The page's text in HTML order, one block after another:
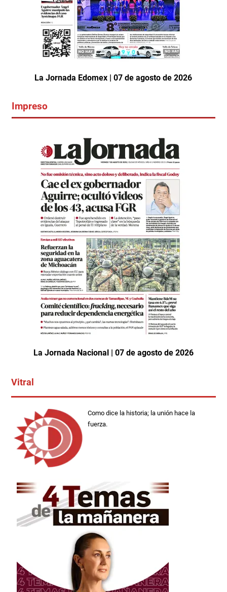
La Jornada Edomex | 07 de agosto de 2026
Impreso
La Jornada Nacional | 07 de agosto de 2026
Vitral
Como dice la historia; la unión hace la
fuerza.